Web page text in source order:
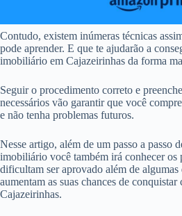
Contudo, existem inúmeras técnicas
pode aprender. E que te ajudarão a
imobiliário em Cajazeirinhas da forma
Seguir o procedimento correto e
necessários vão garantir que você
e não tenha problemas futuros.
Nesse artigo, além de um passo a passo
imobiliário você também irá conhecer os
dificultam ser aprovado além de algumas
aumentam as suas chances de
Cajazeirinhas.